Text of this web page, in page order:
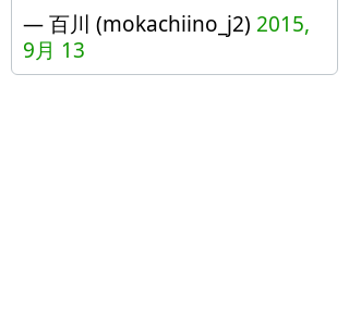
— 百川 (mokachiino_j2) 2015,
9月 13